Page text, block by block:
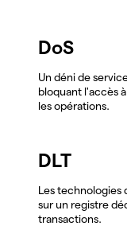
DoS
Un déni de
bloquant l'accès
les opérations.
DLT
Les technologies
sur un registre
transactions.